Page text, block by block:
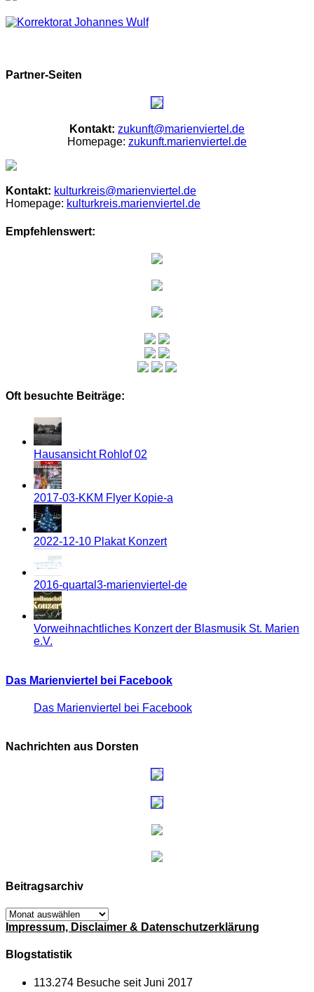
Partner-Seiten
Kontakt: zukunft@marienviertel.de
Homepage: zukunft.marienviertel.de
Kontakt: kulturkreis@marienviertel.de
Homepage: kulturkreis.marienviertel.de
Empfehlenswert:
Oft besuchte Beiträge:
Hausansicht Rohlof 02
2017-03-KKM Flyer Kopie-a
2022-12-10 Plakat Konzert
2016-quartal3-marienviertel-de
Vorweihnachtliches Konzert der Blasmusik St. Marien
e.V.
Das Marienviertel bei Facebook
Das Marienviertel bei Facebook
Nachrichten aus Dorsten
Beitragsarchiv
Beitragsarchiv
Impressum, Disclaimer & Datenschutzerklärung
Blogstatistik
113.274 Besuche seit Juni 2017